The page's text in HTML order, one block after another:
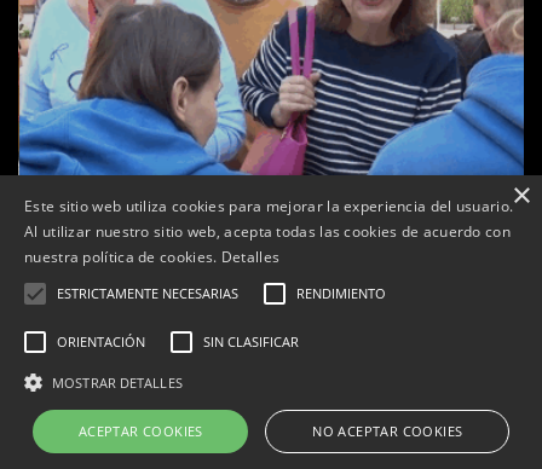
Tàrrega celebra la 25a Fira del Medi Ambient
Tàrrega Televisió 18, octubre, 2025 - 12:26
×
Este sitio web utiliza cookies para mejorar la experiencia del usuario.
Al utilizar nuestro sitio web, acepta todas las cookies de acuerdo con
nuestra política de cookies. Detalles
ESTRICTAMENTE NECESARIAS RENDIMIENTO
ORIENTACIÓN SIN CLASIFICAR
MOSTRAR DETALLES
ACEPTAR COOKIES NO ACEPTAR COOKIES